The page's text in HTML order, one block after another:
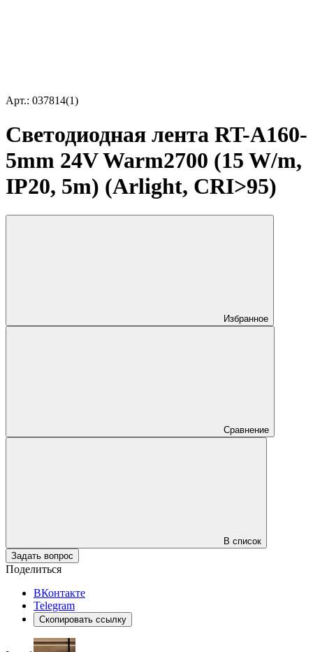
Арт.: 037814(1)
Светодиодная лента RT-A160-
5mm 24V Warm2700 (15 W/m,
IP20, 5m) (Arlight, CRI>95)
Избранное
Сравнение
В список
Задать вопрос
Поделиться
ВКонтакте
Telegram
Скопировать ссылку